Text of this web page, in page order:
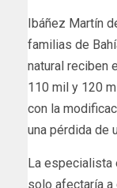
Ibáñez Martín
familias de
natural reciben
110 mil y 120
con la
una pérdida de
La especialista
solo afectaría